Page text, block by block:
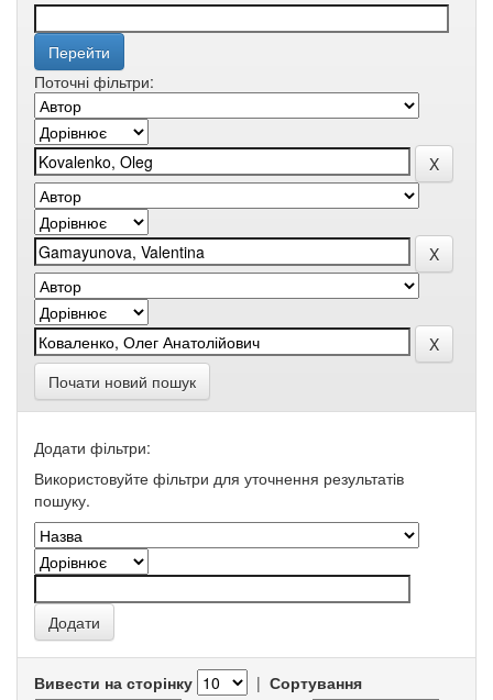
Поточні фільтри:
Почати новий пошук
Додати фільтри:
Використовуйте фільтри для уточнення результатів
пошуку.
Вивести на сторінку | Сортування